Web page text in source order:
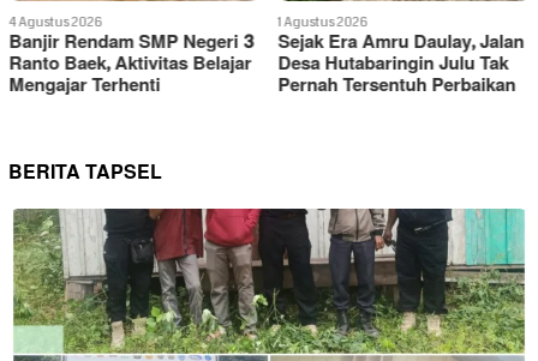
1 Agustus 2026
Sejak Era Amru Daulay, Jalan
Desa Hutabaringin Julu Tak
Pernah Tersentuh Perbaikan
30 Juli 2026
Ditahan Kejari Madina, Meinul
Beri Pernyataan: “Nanti Saya
Nyanyi di Persidangan”
BERITA TAPSEL